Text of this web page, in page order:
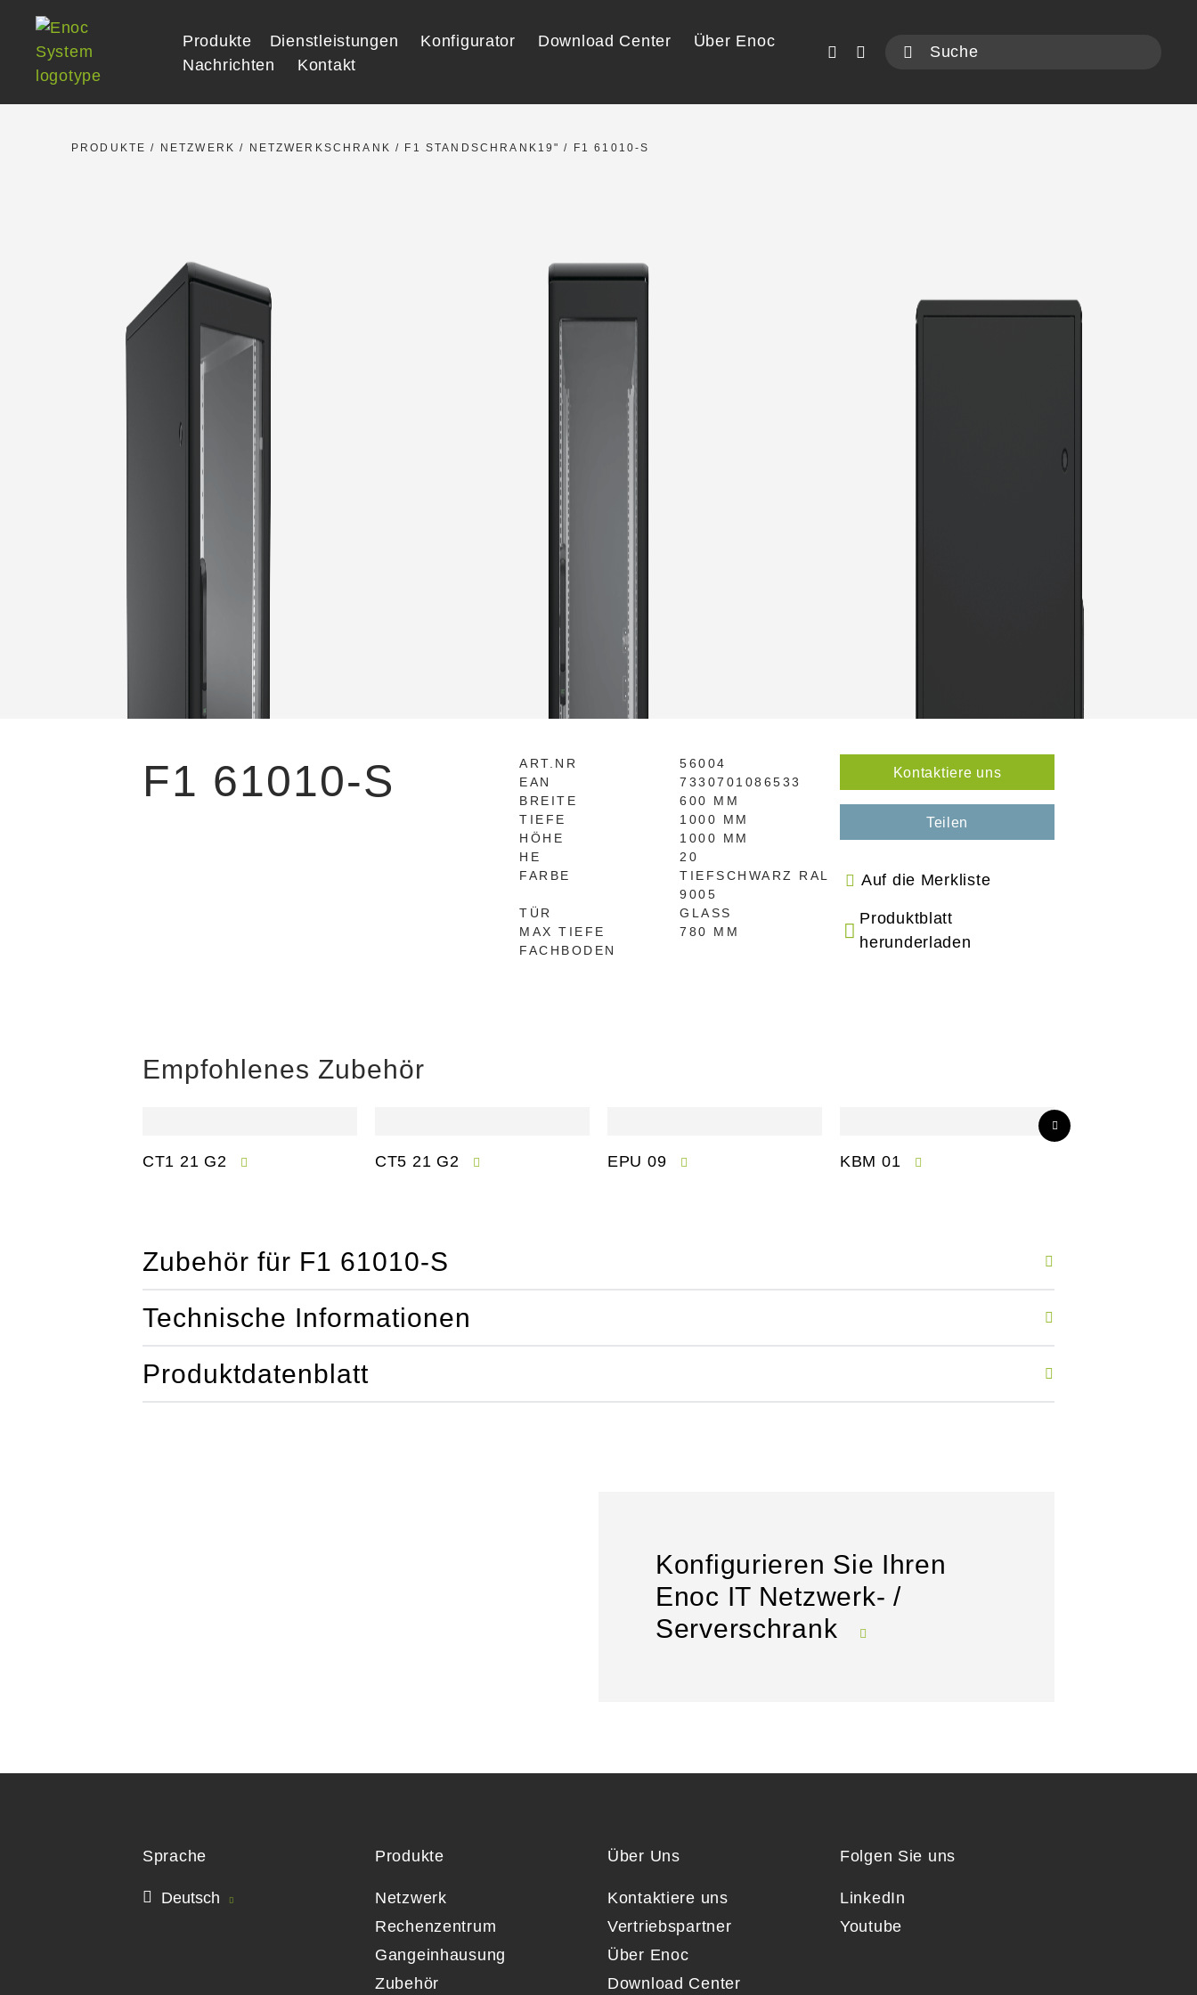
content
Produkte Dienstleistungen Konfigurator Download Center
Über Enoc
Nachrichten
Kontakt
PRODUKTE / NETZWERK / NETZWERKSCHRANK / F1 STANDSCHRANK19" / F1 61010-S
F1 61010-S ART.NR
56004
EAN
7330701086533
BREITE
600 MM
TIEFE
1000 MM
HÖHE
1000 MM
HE
20
FARBE
TIEFSCHWARZ RAL
9005
TÜR
GLASS
MAX TIEFE
FACHBODEN
780 MM
Kontaktiere uns
Teilen
Auf die Merkliste
Produktblatt
herunderladen
Empfohlenes Zubehör
CT1 21 G2 CT5 21 G2 EPU 09 KBM 01
Zubehör für F1 61010-S
Technische Informationen
Produktdatenblatt
Konfigurieren Sie Ihren
Enoc IT Netzwerk- /
Serverschrank
Sprache
Deutsch
Produkte
Netzwerk
Rechenzentrum
Gangeinhausung
Zubehör
Über Uns
Kontaktiere uns
Vertriebspartner
Über Enoc
Download Center
Folgen Sie uns
LinkedIn
Youtube